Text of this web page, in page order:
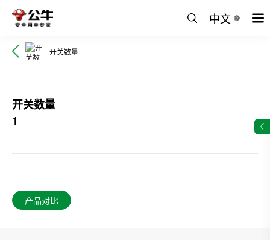
中文
开关数量
开关数量
1
产品对比